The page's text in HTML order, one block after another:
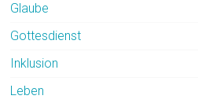
Glaube
Gottesdienst
Inklusion
Leben